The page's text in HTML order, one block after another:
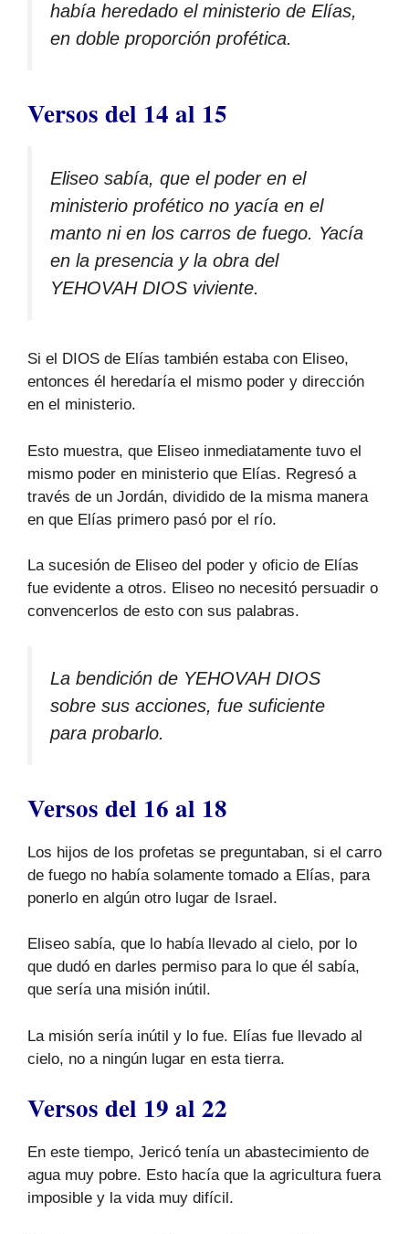
había heredado el ministerio de Elías,
en doble proporción profética.
Versos del 14 al 15
Eliseo sabía, que el poder en el
ministerio profético no yacía en el
manto ni en los carros de fuego. Yacía
en la presencia y la obra del
YEHOVAH DIOS viviente.
Si el DIOS de Elías también estaba con Eliseo,
entonces él heredaría el mismo poder y dirección
en el ministerio.
Esto muestra, que Eliseo inmediatamente tuvo el
mismo poder en ministerio que Elías. Regresó a
través de un Jordán, dividido de la misma manera
en que Elías primero pasó por el río.
La sucesión de Eliseo del poder y oficio de Elías
fue evidente a otros. Eliseo no necesitó persuadir o
convencerlos de esto con sus palabras.
La bendición de YEHOVAH DIOS
sobre sus acciones, fue suficiente
para probarlo.
Versos del 16 al 18
Los hijos de los profetas se preguntaban, si el carro
de fuego no había solamente tomado a Elías, para
ponerlo en algún otro lugar de Israel.
Eliseo sabía, que lo había llevado al cielo, por lo
que dudó en darles permiso para lo que él sabía,
que sería una misión inútil.
La misión sería inútil y lo fue. Elías fue llevado al
cielo, no a ningún lugar en esta tierra.
Versos del 19 al 22
En este tiempo, Jericó tenía un abastecimiento de
agua muy pobre. Esto hacía que la agricultura fuera
imposible y la vida muy difícil.